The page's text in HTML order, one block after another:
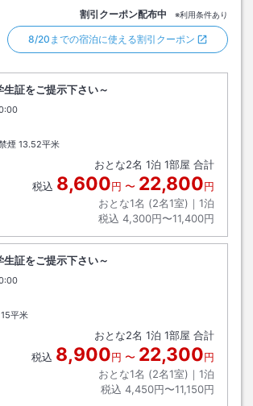
割引クーポン配布中 ※利用条件あり
8/20までの宿泊に使える割引クーポン
証をご提示下さい～
ェックアウト
煙 13.52平米
おとな2名 1泊 1部屋 合計
税込 8,600円 〜 22,800円
おとな1名 (2名1室)｜ 1泊
税込 4,300円〜11,400円
証をご提示下さい～
ェックアウト
15平米
おとな2名 1泊 1部屋 合計
税込 8,900円 〜 22,300円
おとな1名 (2名1室)｜ 1泊
税込 4,450円〜11,150円